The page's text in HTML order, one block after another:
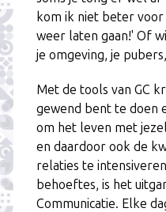
kom ik niet beter
weer laten gaan!' Of
je omgeving, je
Met de tools van GC
gewend bent te doen
om het leven met
en daardoor ook de
relaties te
behoeftes, is het
Communicatie. Elke